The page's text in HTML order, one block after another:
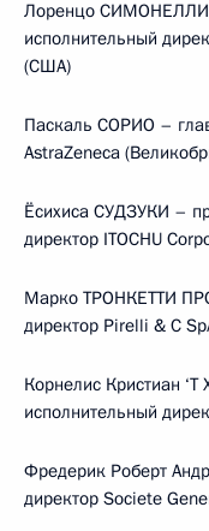
Лоренцо СИМОНЕЛЛИ
исполнительный
(США)
Паскаль СОРИО –
AstraZeneca
Ёсихиса СУДЗУКИ –
директор ITOCHU
Марко ТРОНКЕТТИ
директор Pirelli & C
Корнелис Кристиан
исполнительный
Фредерик Роберт
директор Societe